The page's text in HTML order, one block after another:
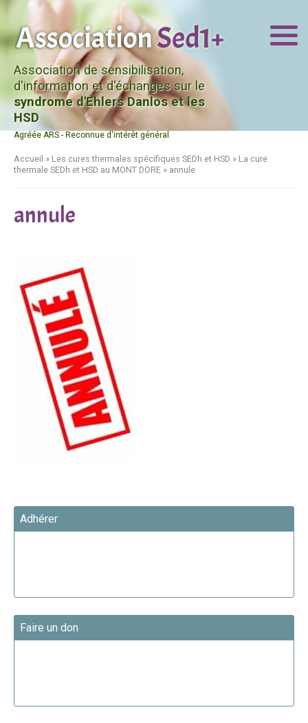
Association de sensibilisation,
d'information et d'échanges sur le
syndrome d'Ehlers Danlos et les
HSD
Agréée ARS - Reconnue d'intérêt général
Accueil » Les cures thermales spécifiques SEDh et HSD » La cure
thermale SEDh et HSD au MONT DORE » annule
annule
Adhérer
Faire un don